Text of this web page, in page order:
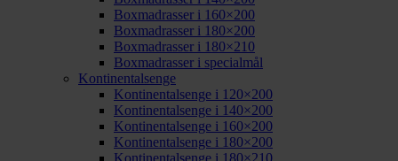
Boxmadrasser i 160×200
Boxmadrasser i 180×200
Boxmadrasser i 180×210
Boxmadrasser i specialmål
Kontinentalsenge
Kontinentalsenge i 120×200
Kontinentalsenge i 140×200
Kontinentalsenge i 160×200
Kontinentalsenge i 180×200
Kontinentalsenge i 180×210